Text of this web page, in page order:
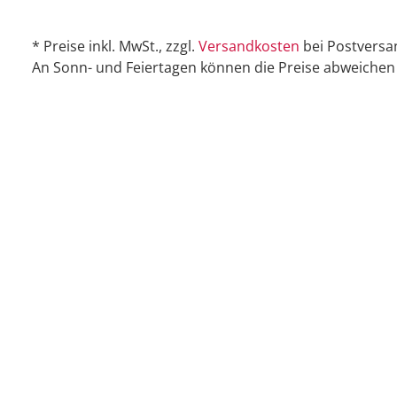
* Preise inkl. MwSt., zzgl. Versandkosten bei
An Sonn- und Feiertagen können die Preise abweichen